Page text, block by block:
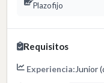
Plazo fijo
Requisitos
Experiencia: Junior